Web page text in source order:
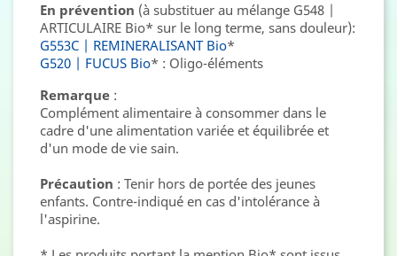
En prévention (à substituer au mélange G548 |
ARTICULAIRE Bio* sur le long terme, sans douleur):
G553C | REMINERALISANT Bio*
G520 | FUCUS Bio* : Oligo-éléments
Remarque :
Complément alimentaire à consommer dans le
cadre d'une alimentation variée et équilibrée et
d'un mode de vie sain.
Précaution : Tenir hors de portée des jeunes
enfants. Contre-indiqué en cas d'intolérance à
l'aspirine.